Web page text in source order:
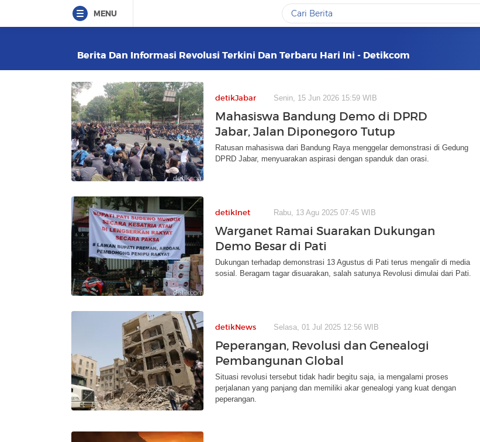
MENU
Berita Dan Informasi Revolusi Terkini Dan Terbaru Hari Ini - Detikcom
detikJabar Senin, 15 Jun 2026 15:59 WIB
Mahasiswa Bandung Demo di DPRD
Jabar, Jalan Diponegoro Tutup
Ratusan mahasiswa dari Bandung Raya menggelar demonstrasi di Gedung
DPRD Jabar, menyuarakan aspirasi dengan spanduk dan orasi.
detikInet Rabu, 13 Agu 2025 07:45 WIB
Warganet Ramai Suarakan Dukungan
Demo Besar di Pati
Dukungan terhadap demonstrasi 13 Agustus di Pati terus mengalir di media
sosial. Beragam tagar disuarakan, salah satunya Revolusi dimulai dari Pati.
detikNews Selasa, 01 Jul 2025 12:56 WIB
Peperangan, Revolusi dan Genealogi
Pembangunan Global
Situasi revolusi tersebut tidak hadir begitu saja, ia mengalami proses
perjalanan yang panjang dan memiliki akar genealogi yang kuat dengan
peperangan.